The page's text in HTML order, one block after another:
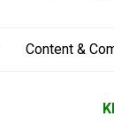
Content &
›